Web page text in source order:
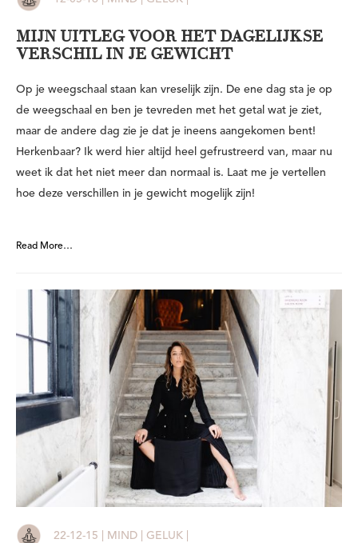
MIJN UITLEG VOOR HET DAGELIJKSE
VERSCHIL IN JE GEWICHT
Op je weegschaal staan kan vreselijk zijn. De ene dag sta je op
de weegschaal en ben je tevreden met het getal wat je ziet,
maar de andere dag zie je dat je ineens aangekomen bent!
Herkenbaar? Ik werd hier altijd heel gefrustreerd van, maar nu
weet ik dat het niet meer dan normaal is. Laat me je vertellen
hoe deze verschillen in je gewicht mogelijk zijn!
Read More…
22-12-15 | MIND | GELUK |